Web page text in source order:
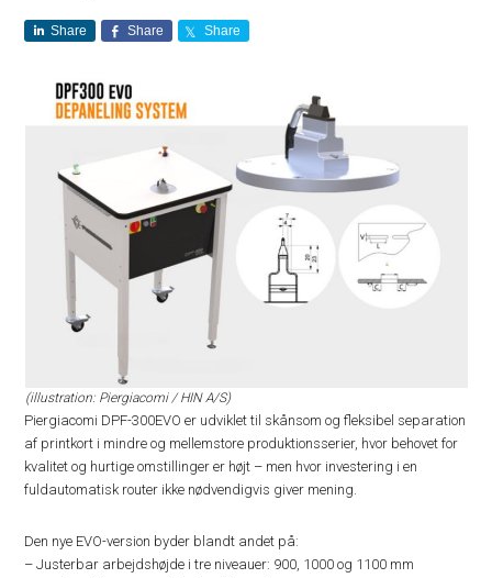
Share Share Share
(illustration: Piergiacomi / HIN A/S)
Piergiacomi DPF-300EVO er udviklet til skånsom og fleksibel separation
af printkort i mindre og mellemstore produktionsserier, hvor behovet for
kvalitet og hurtige omstillinger er højt – men hvor investering i en
fuldautomatisk router ikke nødvendigvis giver mening.
Den nye EVO-version byder blandt andet på:
– Justerbar arbejdshøjde i tre niveauer: 900, 1000 og 1100 mm